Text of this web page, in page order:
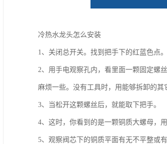
冷热水龙头怎么安装
1、关闭总开关。找到把手下的红蓝色点
2、用手电观察孔内，看里面一颗固定螺
麻烦一些。没有工具时，用能够拆卸的其
3、当松开这颗螺丝后，就能取下把手。
4、这时，你看到的是一颗铜质大螺母，
5、观察阀芯下的铜质平面有无不平整或